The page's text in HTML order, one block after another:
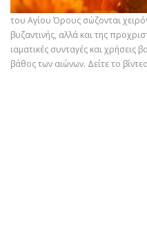
του Αγίου Όρους σώζονται
βυζαντινής, αλλά και της
ιαματικές συνταγές και
βάθος των αιώνων. Δείτε το βίντεο